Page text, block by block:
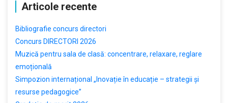
Articole recente
Bibliografie concurs directori
Concurs DIRECTORI 2026
Muzică pentru sala de clasă: concentrare, relaxare, reglare
emoțională
Simpozion internațional „Inovație în educație – strategii și
resurse pedagogice”